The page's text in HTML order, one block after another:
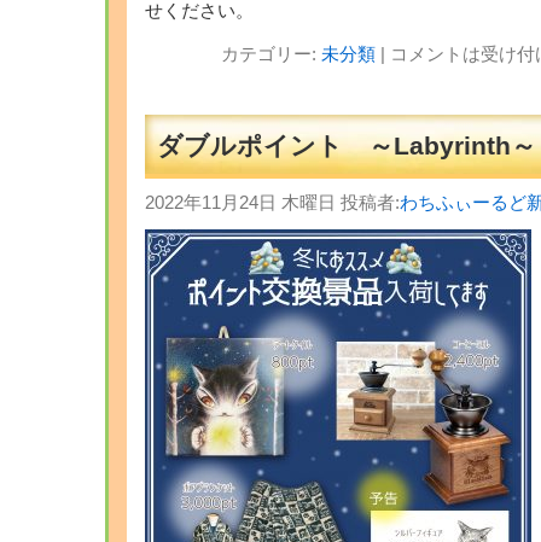
せください。
カテゴリー: 未分類| コメントは受け
ダブルポイント ～Labyrinth～
2022年11月24日 木曜日 投稿者:わちふぃーるど